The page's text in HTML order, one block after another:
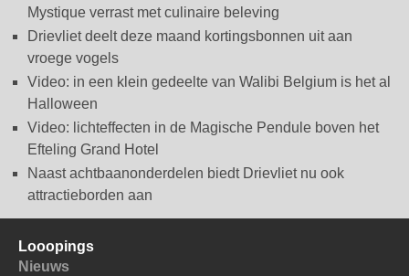
Mystique verrast met culinaire beleving
Drievliet deelt deze maand kortingsbonnen uit aan
vroege vogels
Video: in een klein gedeelte van Walibi Belgium is het al
Halloween
Video: lichteffecten in de Magische Pendule boven het
Efteling Grand Hotel
Naast achtbaanonderdelen biedt Drievliet nu ook
attractieborden aan
Looopings
Nieuws